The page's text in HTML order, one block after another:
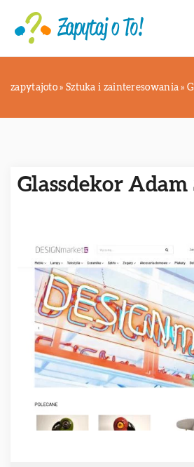
zapytajoto » Sztuka i zainteresowania »
Glassdekor Adam